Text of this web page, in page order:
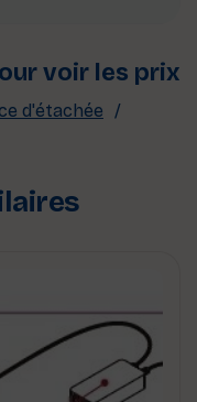
voir les prix
d'étachée